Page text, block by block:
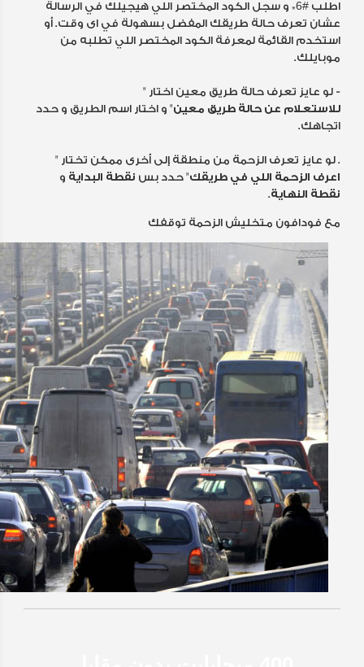
اطلب #6* و سجل الكود المختصر اللي هيجيلك في الرسالة
عشان تعرف حالة طريقك المفضل بسهولة في اى وقت. أو
استخدم القائمة لمعرفة الكود المختصر اللي تطلبه من
موبايلك.
- لو عايز تعرف حالة طريق معين اختار "
للاستعلام عن حالة طريق معين" و اختار اسم الطريق و حدد
اتجاهك.
. لو عايز تعرف الزحمة من منطقة إلى أخرى ممكن تختار "
اعرف الزحمة اللي في طريقك" حدد بس نقطة البداية و
نقطة النهاية.
مع فودافون متخليش الزحمة توقفك